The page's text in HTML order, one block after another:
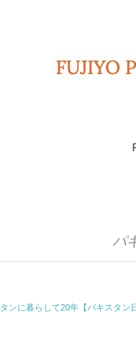
パ
ンに暮らして20年【パキスタン